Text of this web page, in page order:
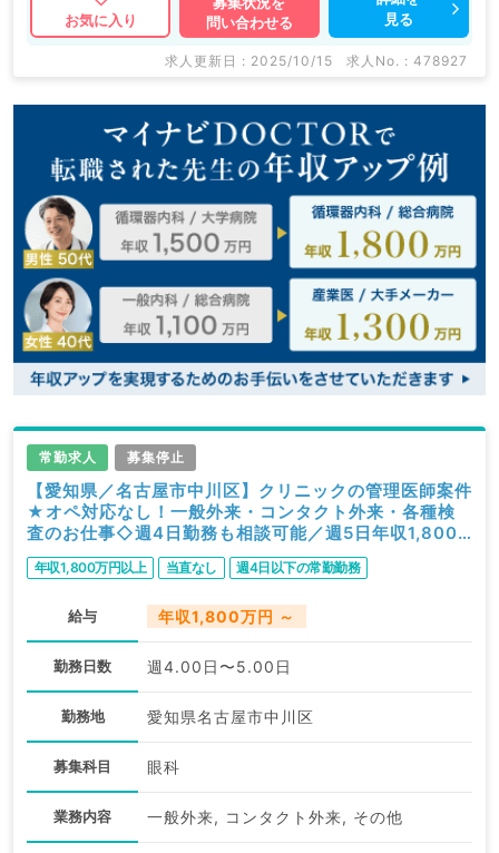
お気に入り
問い合わせる
見る
求人更新日 : 2025/10/15 求人No. : 478927
常勤求人 募集停止
【愛知県／名古屋市中川区】クリニックの管理医師案件
★オペ対応なし！一般外来・コンタクト外来・各種検
査のお仕事◇週4日勤務も相談可能／週5日年収1,800
万円～◎（眼科／常勤）
年収1,800万円以上 当直なし 週4日以下の常勤勤務
給与 年収1,800万円 ～
勤務日数 週4.00日〜5.00日
勤務地 愛知県名古屋市中川区
募集科目 眼科
業務内容 一般外来, コンタクト外来, その他